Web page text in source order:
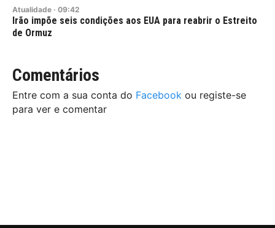
Atualidade · 09:42
Irão impõe seis condições aos EUA para reabrir o Estreito
de Ormuz
Comentários
Entre com a sua conta do Facebook ou registe-se
para ver e comentar